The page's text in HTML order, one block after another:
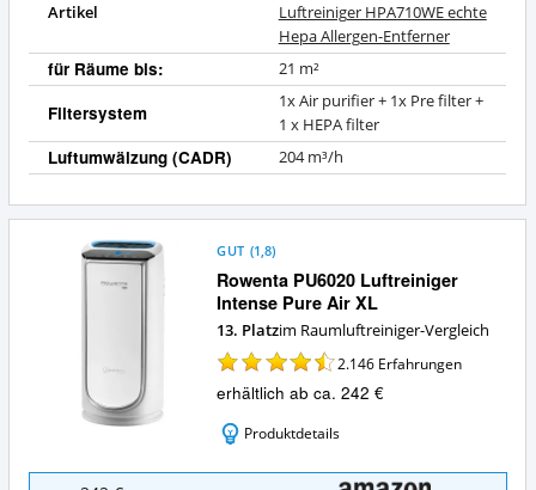
Artikel
Luftreiniger HPA710WE echte
Hepa Allergen-Entferner
für Räume bis: 21 m²
Filtersystem
1x Air purifier + 1x Pre filter +
1 x HEPA filter
Luftumwälzung (CADR) 204 m³/h
Rowenta PU6020 Luftreiniger
Intense Pure Air XL
GUT (1,8)
13. Platzim Raumluftreiniger-Vergleich
2.146 Erfahrungen
erhältlich ab ca. 242 €
Produktdetails
Rowenta